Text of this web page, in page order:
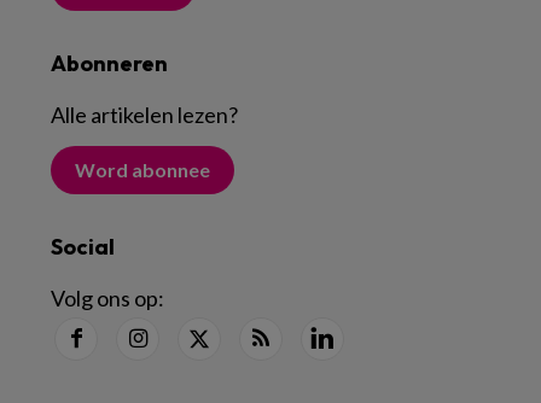
Abonneren
Alle artikelen lezen?
Word abonnee
Social
Volg ons op: